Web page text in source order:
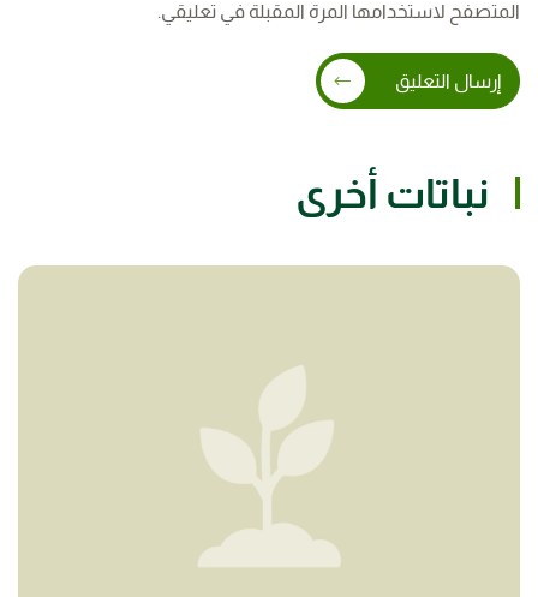
المتصفح لاستخدامها المرة المقبلة في تعليقي.
إرسال التعليق
نباتات أخرى